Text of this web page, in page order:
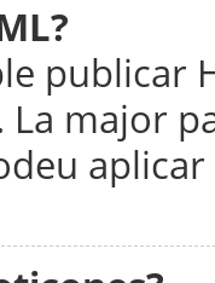
publicar
La major